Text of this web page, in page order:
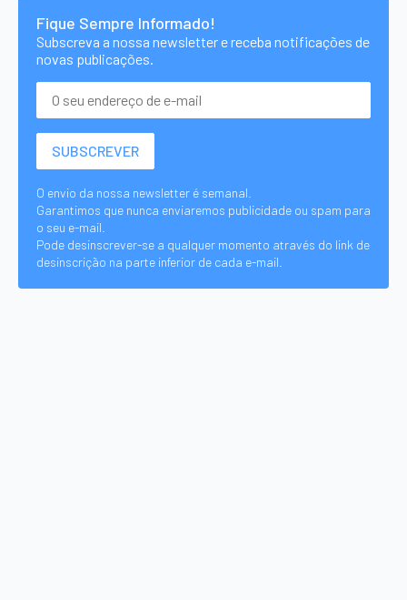
Fique Sempre Informado!
Subscreva a nossa newsletter e receba notificações de
novas publicações.
O envio da nossa newsletter é semanal.
Garantimos que nunca enviaremos publicidade ou spam para
o seu e-mail.
Pode desinscrever-se a qualquer momento através do link de
desinscrição na parte inferior de cada e-mail.